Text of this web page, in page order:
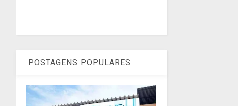
POSTAGENS POPULARES